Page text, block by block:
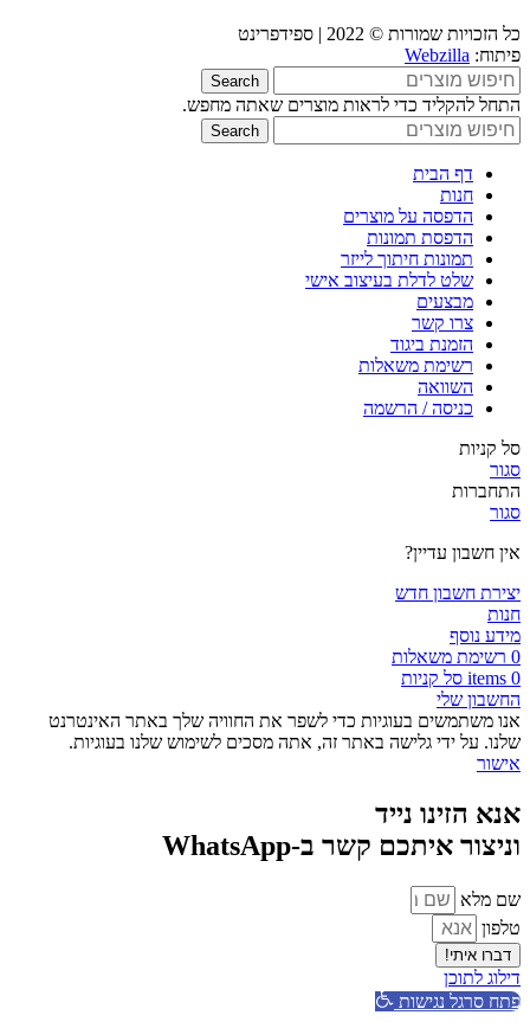
כל הזכויות שמורות © 2022 | ספידפרינט
פיתוח: Webzilla
Search
התחל להקליד כדי לראות מוצרים שאתה מחפש.
Search
דף הבית
חנות
הדפסה על מוצרים
הדפסת תמונות
תמונות חיתוך לייזר
שלט לדלת בעיצוב אישי
מבצעים
צרו קשר
הזמנת ביגוד
רשימת משאלות
השוואה
כניסה / הרשמה
סל קניות
סגור
התחברות
סגור
אין חשבון עדיין?
יצירת חשבון חדש
חנות
מידע נוסף
0 רשימת משאלות
0
items סל קניות
החשבון שלי
אנו משתמשים בעוגיות כדי לשפר את החוויה שלך באתר האינטרנט
שלנו. על ידי גלישה באתר זה, אתה מסכים לשימוש שלנו בעוגיות.
אישור
אנא הזינו נייד
וניצור איתכם קשר ב-WhatsApp
שם מלא
טלפון
דברו איתי!
דילוג לתוכן
פתח סרגל נגישות